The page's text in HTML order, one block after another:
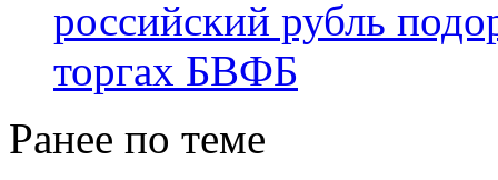
российский рубль
торгах БВФБ
Ранее по теме